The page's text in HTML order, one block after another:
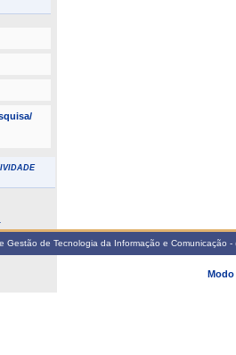
Gestão de Tecnologia da Informação e
Modo